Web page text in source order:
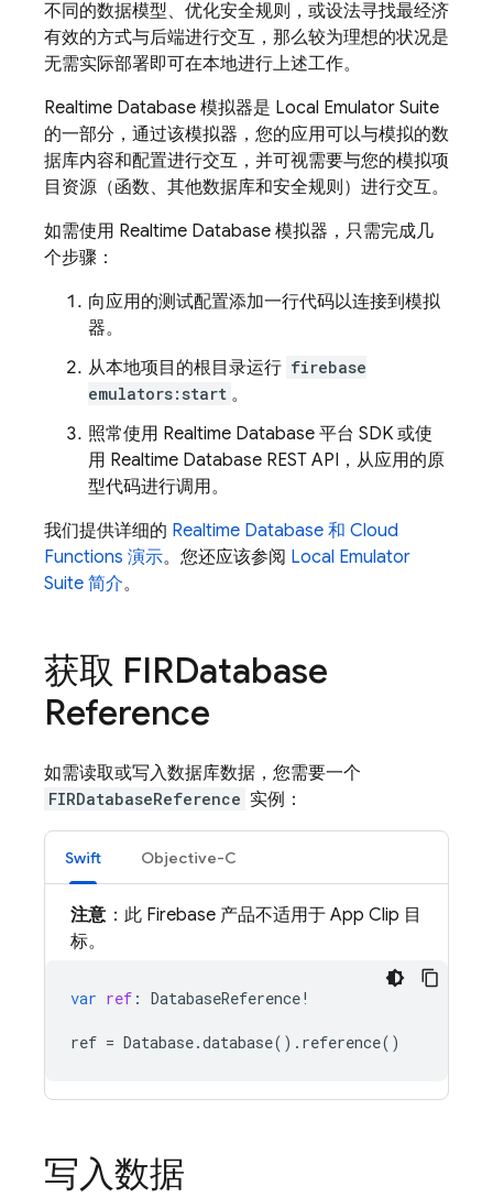
不同的数据模型、优化安全规则，或设法寻找最经济
有效的方式与后端进行交互，那么较为理想的状况是
无需实际部署即可在本地进行上述工作。
Realtime Database 模拟器是 Local Emulator Suite
的一部分，通过该模拟器，您的应用可以与模拟的数
据库内容和配置进行交互，并可视需要与您的模拟项
目资源（函数、其他数据库和安全规则）进行交互。
如需使用 Realtime Database 模拟器，只需完成几
个步骤：
向应用的测试配置添加一行代码以连接到模拟
器。
从本地项目的根目录运行 firebase
emulators:start 。
照常使用 Realtime Database 平台 SDK 或使
用 Realtime Database REST API，从应用的原
型代码进行调用。
我们提供详细的 Realtime Database 和 Cloud
Functions 演示。您还应该参阅 Local Emulator
Suite 简介。
获取 FIRDatabase
Reference
如需读取或写入数据库数据，您需要一个
FIRDatabaseReference 实例：
Swift Objective-C
注意：此 Firebase 产品不适用于 App Clip 目
标。
var ref : DatabaseReference!
ref = Database.database(). reference()
写入数据